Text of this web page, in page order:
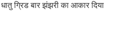
ग्रिड बार झंझरी का आकार दिया